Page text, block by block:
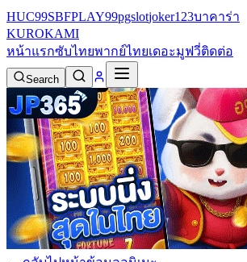
HUC99SBFPLAY99pgslotjoker123บาคาร่า
KUROKAMI
หน้าแรกซับไทยพากย์ไทยเดอะมูฟวี่ติดต่อ
Search